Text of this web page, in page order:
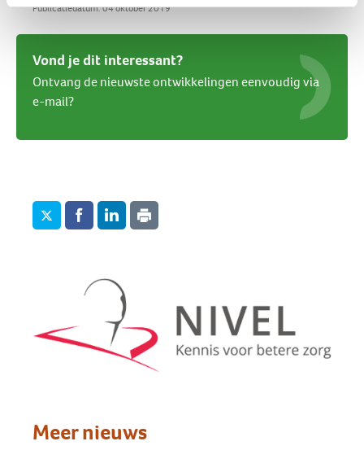
Publicatiedatum: 04 oktober 2019
Vond je dit interessant?
Ontvang de nieuwste ontwikkelingen eenvoudig via
e-mail?
Meer nieuws